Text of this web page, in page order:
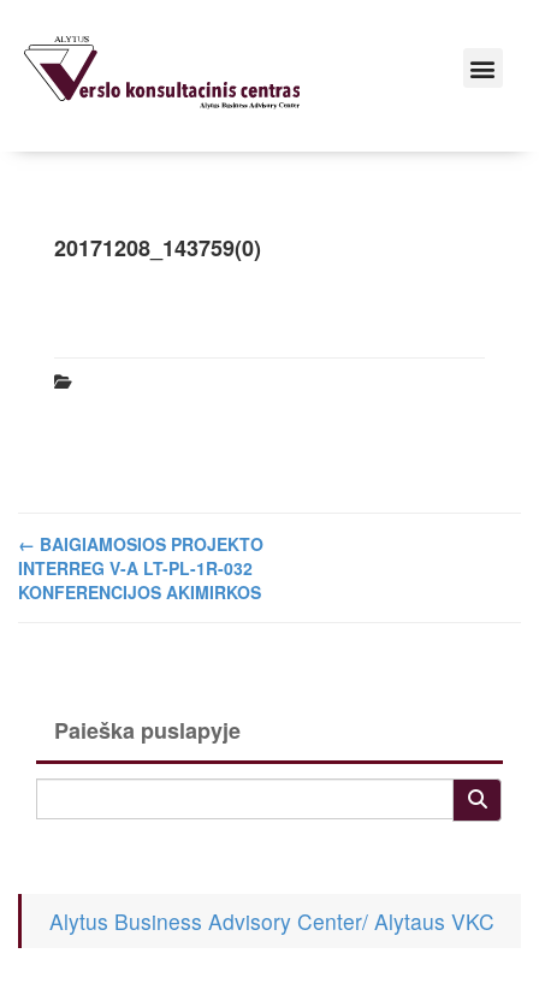
20171208_143759(0)
← BAIGIAMOSIOS PROJEKTO
INTERREG V-A LT-PL-1R-032
KONFERENCIJOS AKIMIRKOS
Paieška puslapyje
Alytus Business Advisory Center/ Alytaus VKC